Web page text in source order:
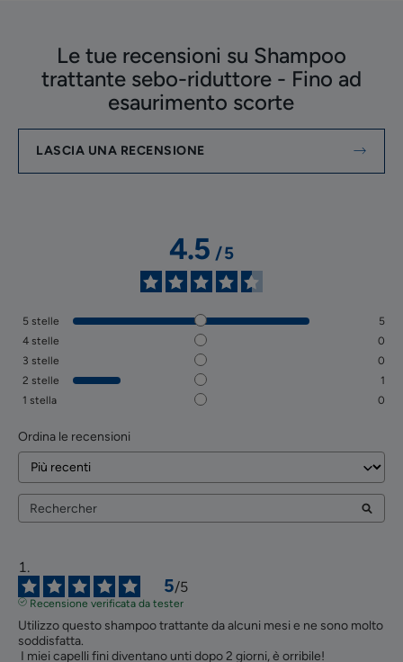
Le tue recensioni su Shampoo
trattante sebo-riduttore - Fino ad
esaurimento scorte
LASCIA UNA RECENSIONE
4.5/5
5 stelle
5
4 stelle
0
3 stelle
0
2 stelle
1
1 stella 0
Ordina le recensioni
5/5
Recensione verificata da tester
Utilizzo questo shampoo trattante da alcuni mesi e ne sono molto
soddisfatta.